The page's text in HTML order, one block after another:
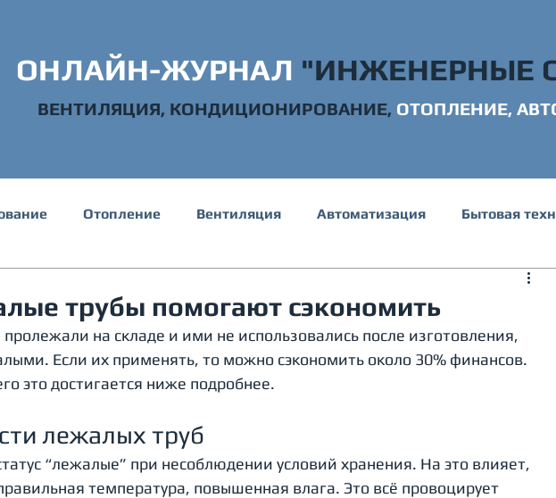
ОНЛАЙН-ЖУРНАЛ "ИНЖЕНЕРНЫЕ
ВЕНТИЛЯЦИЯ, КОНДИЦИОНИРОВАНИЕ, ОТОПЛЕНИЕ,
Отопление Вентиляция Автоматизация Бытовая
трубы помогают сэкономить
на складе и ими не использовались после изготовления,
Если их применять, то можно сэкономить около 30% финансов.
это достигается ниже подробнее.
лежалых труб
“лежалые” при несоблюдении условий хранения. На это влияет,
температура, повышенная влага. Это всё провоцирует